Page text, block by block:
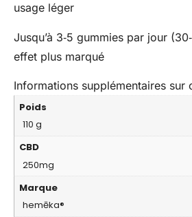
usage léger
Jusqu’à 3‑5 gummies par jour
effet plus marqué
Informations supplémentaires sur
Poids
110 g
CBD
250mg
Marque
hemēka®